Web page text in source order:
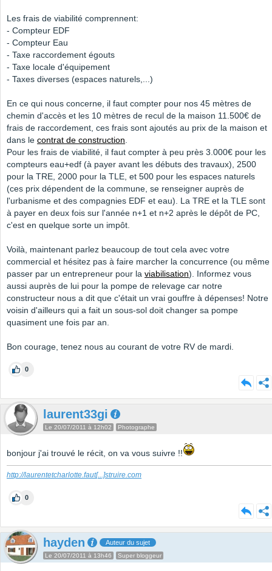
Les frais de viabilité comprennent:
- Compteur EDF
- Compteur Eau
- Taxe raccordement égouts
- Taxe locale d'équipement
- Taxes diverses (espaces naturels,...)
En ce qui nous concerne, il faut compter pour nos 45 mètres de
chemin d'accès et les 10 mètres de recul de la maison 11.500€ de
frais de raccordement, ces frais sont ajoutés au prix de la maison et
dans le contrat de construction.
Pour les frais de viabilité, il faut compter à peu près 3.000€ pour les
compteurs eau+edf (à payer avant les débuts des travaux), 2500
pour la TRE, 2000 pour la TLE, et 500 pour les espaces naturels
(ces prix dépendent de la commune, se renseigner auprès de
l'urbanisme et des compagnies EDF et eau). La TRE et la TLE sont
à payer en deux fois sur l'année n+1 et n+2 après le dépôt de PC,
c'est en quelque sorte un impôt.
Voilà, maintenant parlez beaucoup de tout cela avec votre
commercial et hésitez pas à faire marcher la concurrence (ou même
passer par un entrepreneur pour la viabilisation). Informez vous
aussi auprès de lui pour la pompe de relevage car notre
constructeur nous a dit que c'était un vrai gouffre à dépenses! Notre
voisin d'ailleurs qui a fait un sous-sol doit changer sa pompe
quasiment une fois par an.
Bon courage, tenez nous au courant de votre RV de mardi.
0
laurent33gi
Le 20/07/2011 à 12h02 Photographe
bonjour j'ai trouvé le récit, on va vous suivre !!
http://laurentetcharlotte.faut[...]struire.com
0
hayden Auteur du sujet
Le 20/07/2011 à 13h46 Super bloggeur